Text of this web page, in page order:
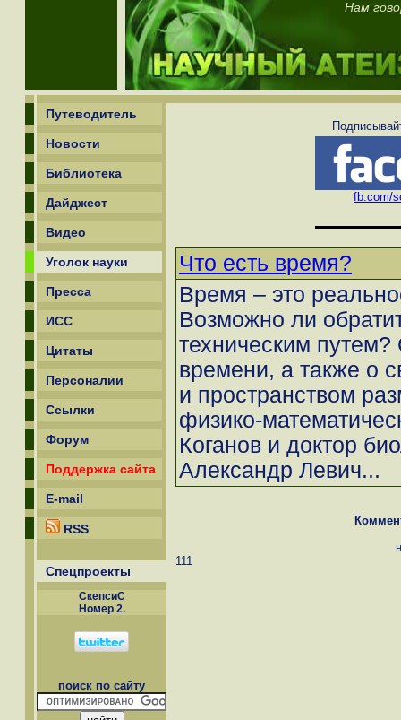
Нам
Путеводитель
Новости
Библиотека
Дайджест
Видео
Уголок науки
Пресса
ИСС
Цитаты
Персоналии
Ссылки
Форум
Поддержка сайта
E-mail
RSS
Спецпроекты
СкепсиС
Номер 2.
поиск по сайту
fb.com/
Что есть время?
Время – это
Возможно ли
техническим
времени, а также о
и пространством
физико-
Коганов и доктор
Александр Левич...
111